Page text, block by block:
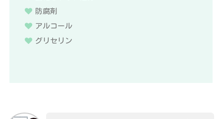
防腐剤
アルコール
グリセリン